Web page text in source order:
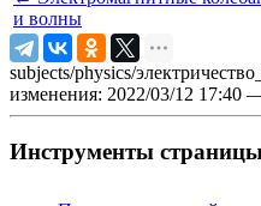
и волны
subjects/physics/
изменения: 2022/03/12 17:40
Инструменты